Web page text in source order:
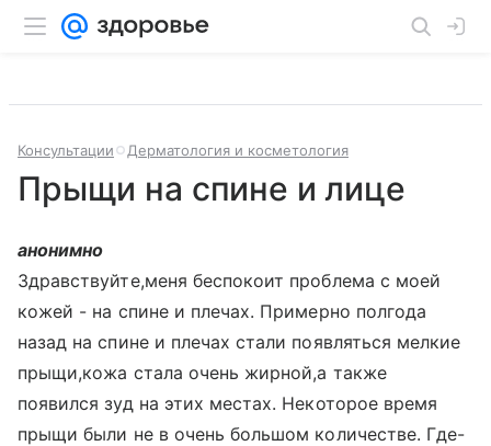
Консультации Дерматология и косметология
Прыщи на спине и лице
анонимно
Здравствуйте,меня беспокоит проблема с моей
кожей - на спине и плечах. Примерно полгода
назад на спине и плечах стали появляться мелкие
прыщи,кожа стала очень жирной,а также
появился зуд на этих местах. Некоторое время
прыщи были не в очень большом количестве. Где-